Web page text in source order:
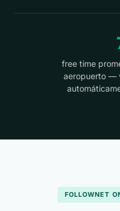
free time
aeropuerto —
FOLLOWNET